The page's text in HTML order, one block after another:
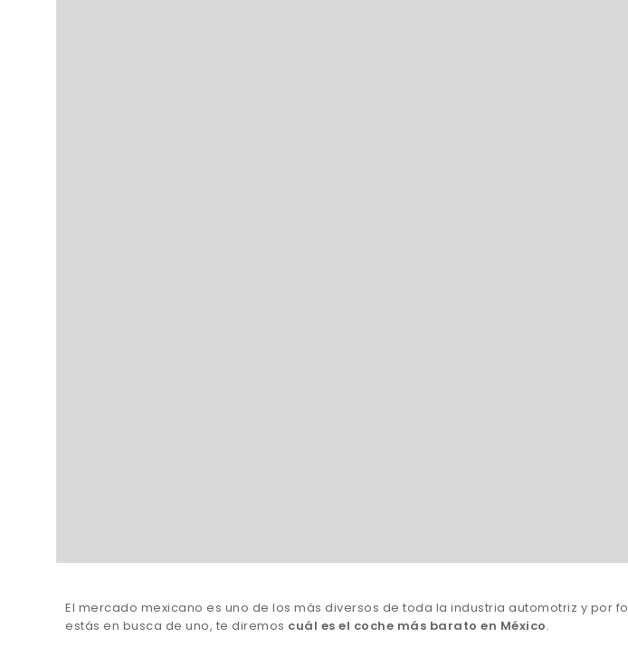
El mercado mexicano es uno de los más diversos de toda la industria automotriz y
estás en busca de uno, te diremos cuál es el coche más barato en México.